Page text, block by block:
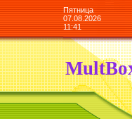
Пятница
07.08.2026
11:41